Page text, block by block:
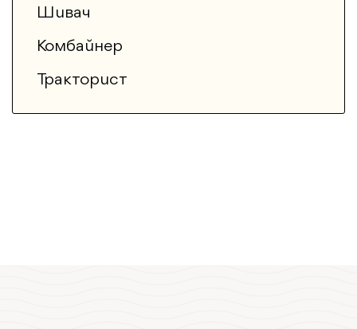
Шивач
Комбайнер
Тракторист